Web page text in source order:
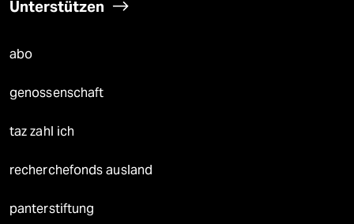
Unterstützen
abo
genossenschaft
taz zahl ich
recherchefonds ausland
panterstiftung